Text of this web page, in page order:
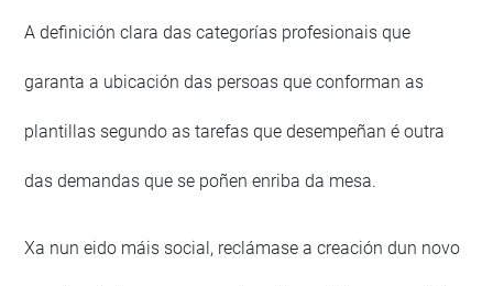
A definición clara das categorías profesionais que
garanta a ubicación das persoas que conforman as
plantillas segundo as tarefas que desempeñan é outra
das demandas que se poñen enriba da mesa.
Xa nun eido máis social, reclámase a creación dun novo